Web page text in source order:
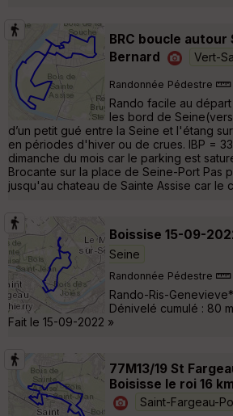
BRC boucle
Bernard
Vert-
Randonnée Pédestre
Rando facile au
les bord de
d’un petit gué entre la Seine et l'étang
en périodes d'hiver ou de crues. IBP =
dimanche du mois car le parking est
Brocante sur la place de Seine-Port Pas
jusqu'au chateau de Sainte Assise car le
Boissise 15-09-
Seine
Randonnée Pédestre
Rando-Ris-Genevieve*
Dénivelé cumulé : 80
Fait le 15-09-2022 »
77M13/19 St
Boisisse le roi 16
Saint-Fargeau-